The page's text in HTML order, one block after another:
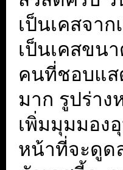
เป็นเคสจา
เป็นเคสขน
คนที่ชอบแส
มาก รูปร่าง
เพิ่มมุมมอง
หน้าที่จะดูด